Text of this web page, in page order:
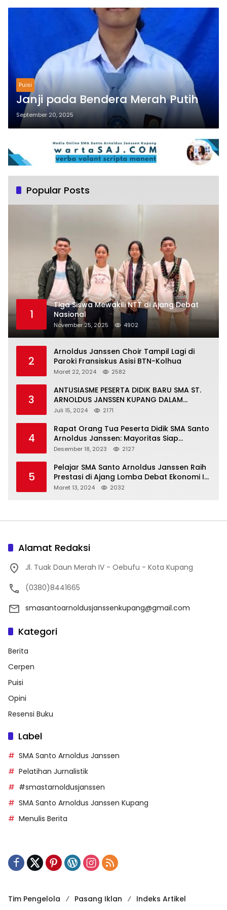
Puisi
Janji pada Bendera Merah Putih
September 20, 2025
Popular Posts
1
Tiga Siswa Mewakili NTT di Ajang Debat
Nasional
November 25, 2025 4902
2
Arnoldus Janssen Choir Tampil Lagi di
Paroki Fransiskus Asisi BTN-Kolhua
Maret 22, 2024 2582
3
ANTUSIASME PESERTA DIDIK BARU SMA ST.
ARNOLDUS JANSSEN KUPANG DALAM
MENGIKUTI MPLS HARI PERTAMA
Juli 15, 2024 2171
4
Rapat Orang Tua Peserta Didik SMA Santo
Arnoldus Janssen: Mayoritas Siap
Mendukung Komite Sekolah
Desember 18, 2023 2127
5
Pelajar SMA Santo Arnoldus Janssen Raih
Prestasi di Ajang Lomba Debat Ekonomi IV,
Gelar Best Speaker Diraih Viantri Azi
Maret 13, 2024 2032
Alamat Redaksi
Jl. Tuak Daun Merah IV - Oebufu - Kota Kupang
(0380)8441665
smasantoarnoldusjanssenkupang@gmail.com
Kategori
Berita
Cerpen
Puisi
Opini
Resensi Buku
Label
SMA Santo Arnoldus Janssen
Pelatihan Jurnalistik
#smastarnoldusjanssen
SMA Santo Arnoldus Janssen Kupang
Menulis Berita
Tim Pengelola Pasang Iklan Indeks Artikel